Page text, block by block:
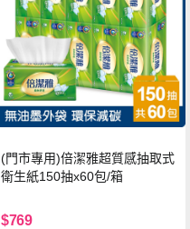
(門市專用)倍潔雅超質感抽取式
衛生紙150抽x60包/箱
$769